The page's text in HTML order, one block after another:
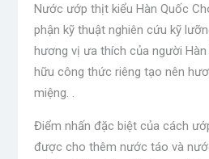
Nước ướp thịt kiểu Hàn Quốc
phận kỹ thuật nghiên cứu kỹ
hương vị ưa thích của người
hữu công thức riêng tạo nên
miệng. .
Điểm nhấn đặc biệt của cách
được cho thêm nước táo và